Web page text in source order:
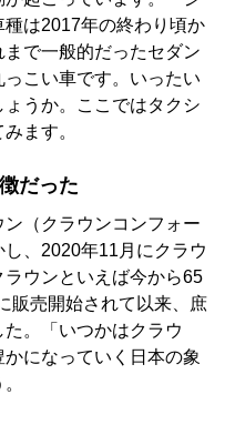
は2017年の終わり頃か
で一般的だったセダン
こい車です。いったい
うか。ここではタクシ
ます。
だった
（クラウンコンフォー
、2020年11月にクラウ
ウンといえば今から65
販売開始されて以来、庶
。「いつかはクラウ
になっていく日本の象